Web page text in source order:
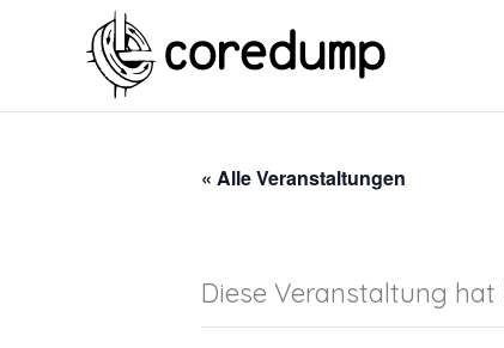
« Alle Veranstaltungen
Diese Veranstaltung